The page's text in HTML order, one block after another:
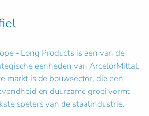
- Long Products is een van de
eenheden van ArcelorMittal.
markt is de bouwsector, die een
en duurzame groei vormt
spelers van de staalindustrie.